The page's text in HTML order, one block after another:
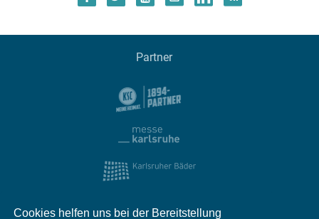
Cookies helfen uns bei der Bereitstellung
Partner